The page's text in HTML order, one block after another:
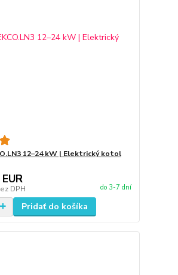
12–24 kW | Elektrický kotol
DPH do 3-7 dní
Pridať do košíka